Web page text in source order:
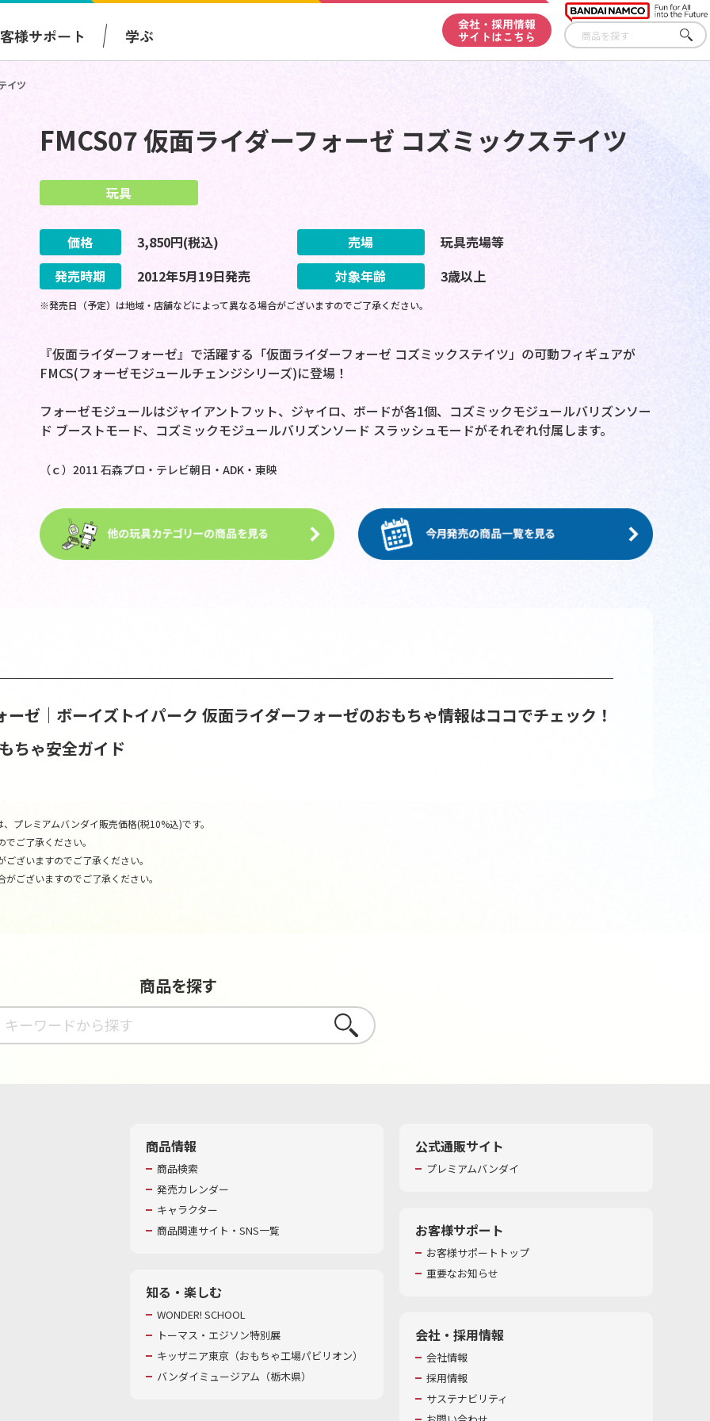
様サポート 学ぶ
会社・採用情報
サイトはこちら
さが
す
イツ
FMCS07 仮面ライダーフォーゼ コズミックステイツ
玩具
価格 3,850円(税込) 売場
玩具売場等
発売時期
2012年5月19日発売 対象年齢 3歳以上
※発売日（予定）は地域・店舗などによって異なる場合がございますのでご了承ください。
『仮面ライダーフォーゼ』で活躍する「仮面ライダーフォーゼ コズミックステイツ」の可動フィギュアが
FMCS(フォーゼモジュールチェンジシリーズ)に登場！
フォーゼモジュールはジャイアントフット、ジャイロ、ボードが各1個、コズミックモジュールバリズンソー
ド ブーストモード、コズミックモジュールバリズンソード スラッシュモードがそれぞれ付属します。
（ｃ）2011 石森プロ・テレビ朝日・ADK・東映
ーゼ｜ボーイズトイパーク 仮面ライダーフォーゼのおもちゃ情報はココでチェック！
ちゃ安全ガイド
プレミアムバンダイ販売価格(税10%込)です。
ご了承ください。
ざいますのでご了承ください。
ございますのでご了承ください。
商品を探す
さがす
商品情報
商品検索
発売カレンダー
キャラクター
商品関連サイト・SNS一覧
知る・楽しむ
WONDER! SCHOOL
トーマス・エジソン特別展
キッザニア東京（おもちゃ工場パビリオン）​
バンダイミュージアム（栃木県）
公式通販サイト
プレミアムバンダイ
お客様サポート
お客様サポートトップ
重要なお知らせ
会社・採用情報
会社情報
採用情報
サステナビリティ